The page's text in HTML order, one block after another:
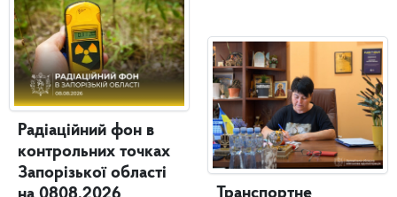
Радіаційний фон в
контрольних точках
Запорізької області